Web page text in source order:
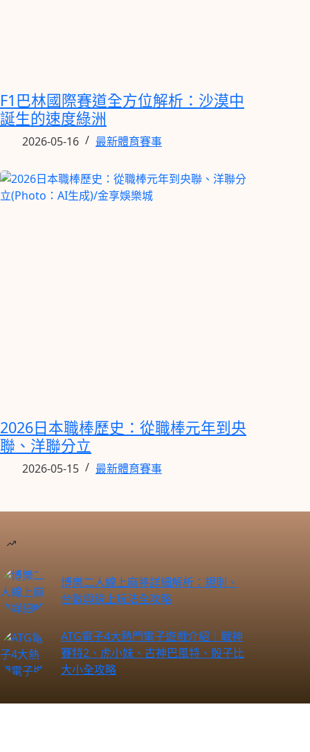
F1巴林國際賽道全方位解析：沙漠中
誕生的速度綠洲
2026-05-16 最新體育賽事
2026日本職棒歷史：從職棒元年到央
聯、洋聯分立
2026-05-15 最新體育賽事
博樂二人線上麻將詳細解析：規則、
台數與線上玩法全攻略
ATG電子4大熱門電子遊戲介紹｜戰神
賽特2、虎小妹、古神巴風特、骰子比
大小全攻略